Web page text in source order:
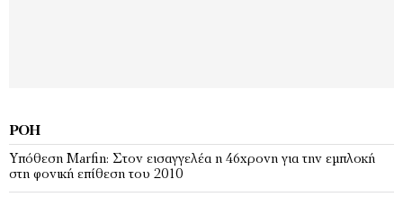
ΡΟΉ
Υπόθεση Marfin: Στον εισαγγελέα η 46χρονη για την εμπλοκή
στη φονική επίθεση του 2010